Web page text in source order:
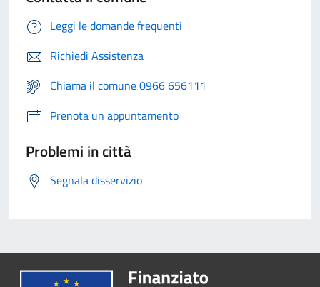
Leggi le domande frequenti
Richiedi Assistenza
Chiama il comune 0966 656111
Prenota un appuntamento
Problemi in città
Segnala disservizio